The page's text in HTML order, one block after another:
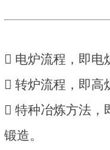
 电炉流程，即
 转炉流程，即
 特种冶炼方法
锻造。